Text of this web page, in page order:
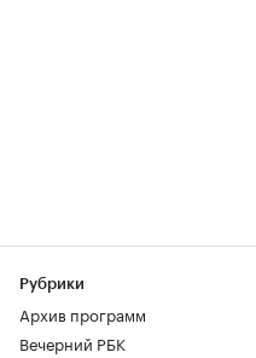
Рубрики
Архив программ
Вечерний РБК